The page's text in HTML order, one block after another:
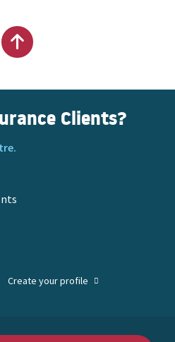
Back
to
top
of
Clients?
Create your profile